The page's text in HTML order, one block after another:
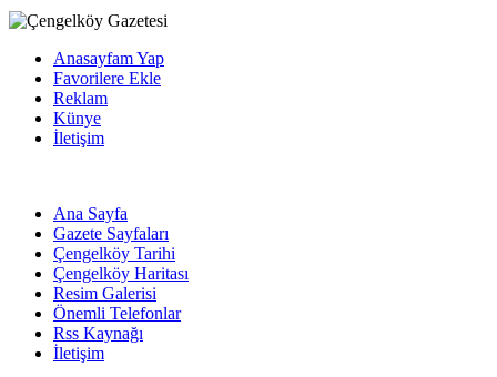
Anasayfam Yap
Favorilere Ekle
Reklam
Künye
İletişim
Ana Sayfa
Gazete Sayfaları
Çengelköy Tarihi
Çengelköy Haritası
Resim Galerisi
Önemli Telefonlar
Rss Kaynağı
İletişim